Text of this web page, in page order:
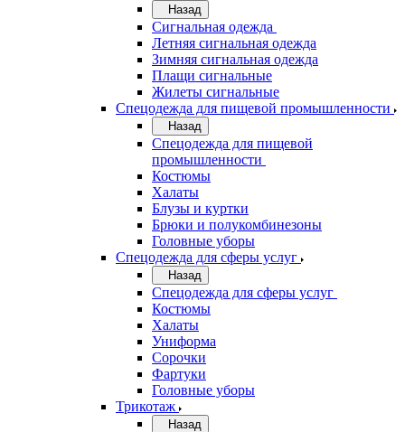
Назад
Сигнальная одежда
Летняя сигнальная одежда
Зимняя сигнальная одежда
Плащи сигнальные
Жилеты сигнальные
Спецодежда для пищевой промышленности
Назад
Спецодежда для пищевой
промышленности
Костюмы
Халаты
Блузы и куртки
Брюки и полукомбинезоны
Головные уборы
Спецодежда для сферы услуг
Назад
Спецодежда для сферы услуг
Костюмы
Халаты
Униформа
Сорочки
Фартуки
Головные уборы
Трикотаж
Назад